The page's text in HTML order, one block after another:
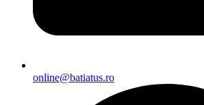
online@batiatus.ro